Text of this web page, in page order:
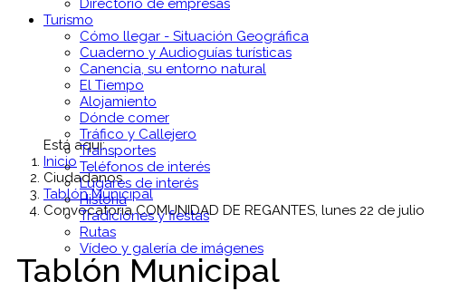
Directorio de empresas
Turismo
Cómo llegar - Situación Geográfica
Cuaderno y Audioguías turísticas
Canencia, su entorno natural
El Tiempo
Alojamiento
Dónde comer
Tráfico y Callejero
Transportes
Teléfonos de interés
Lugares de interés
Historia
Tradiciones y fiestas
Rutas
Vídeo y galería de imágenes
Está aquí:
Inicio
Ciudadanos
Tablón Municipal
Convocatoria COMUNIDAD DE REGANTES, lunes 22 de julio
Tablón Municipal